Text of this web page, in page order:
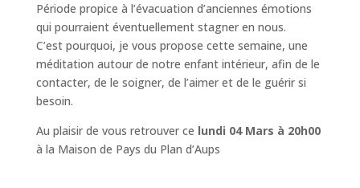
Période propice à l’évacuation d’anciennes émotions
qui pourraient éventuellement stagner en nous.
C’est pourquoi, je vous propose cette semaine, une
méditation autour de notre enfant intérieur, afin de le
contacter, de le soigner, de l’aimer et de le guérir si
besoin.
Au plaisir de vous retrouver ce lundi 04 Mars à 20h00
à la Maison de Pays du Plan d’Aups